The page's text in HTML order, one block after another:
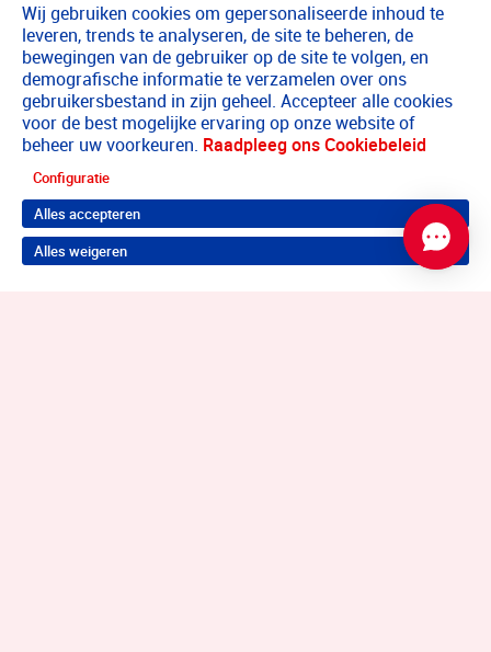
Wij gebruiken cookies om gepersonaliseerde inhoud te
leveren, trends te analyseren, de site te beheren, de
bewegingen van de gebruiker op de site te volgen, en
demografische informatie te verzamelen over ons
gebruikersbestand in zijn geheel. Accepteer alle cookies
voor de best mogelijke ervaring op onze website of
beheer uw voorkeuren. Raadpleeg ons Cookiebeleid
Configuratie
Alles accepteren
Alles weigeren